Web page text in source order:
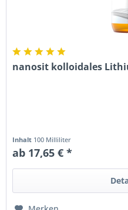
nanosit kolloidales
Inhalt 100 Milliliter
ab 17,65 € *